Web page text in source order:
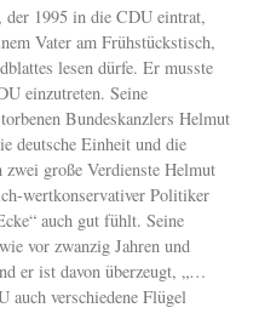
der 1995 in die CDU eintrat,
Vater am Frühstückstisch,
lesen dürfe. Er musste
einzutreten. Seine
Bundeskanzlers Helmut
deutsche Einheit und die
große Verdienste Helmut
wertkonservativer Politiker
auch gut fühlt. Seine
vor zwanzig Jahren und
er ist davon überzeugt, „…
auch verschiedene Flügel